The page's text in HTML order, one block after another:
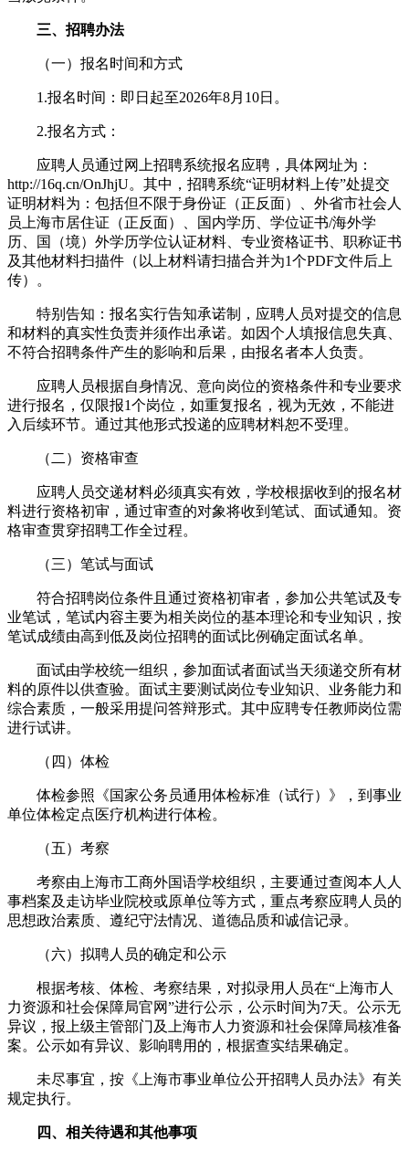
三、招聘办法
（一）报名时间和方式
1.报名时间：即日起至2026年8月10日。
2.报名方式：
应聘人员通过网上招聘系统报名应聘，具体网址为：
http://16q.cn/OnJhjU。其中，招聘系统“证明材料上传”处提交
证明材料为：包括但不限于身份证（正反面）、外省市社会人
员上海市居住证（正反面）、国内学历、学位证书/海外学
历、国（境）外学历学位认证材料、专业资格证书、职称证书
及其他材料扫描件（以上材料请扫描合并为1个PDF文件后上
传）。
特别告知：报名实行告知承诺制，应聘人员对提交的信息
和材料的真实性负责并须作出承诺。如因个人填报信息失真、
不符合招聘条件产生的影响和后果，由报名者本人负责。
应聘人员根据自身情况、意向岗位的资格条件和专业要求
进行报名，仅限报1个岗位，如重复报名，视为无效，不能进
入后续环节。通过其他形式投递的应聘材料恕不受理。
（二）资格审查
应聘人员交递材料必须真实有效，学校根据收到的报名材
料进行资格初审，通过审查的对象将收到笔试、面试通知。资
格审查贯穿招聘工作全过程。
（三）笔试与面试
符合招聘岗位条件且通过资格初审者，参加公共笔试及专
业笔试，笔试内容主要为相关岗位的基本理论和专业知识，按
笔试成绩由高到低及岗位招聘的面试比例确定面试名单。
面试由学校统一组织，参加面试者面试当天须递交所有材
料的原件以供查验。面试主要测试岗位专业知识、业务能力和
综合素质，一般采用提问答辩形式。其中应聘专任教师岗位需
进行试讲。
（四）体检
体检参照《国家公务员通用体检标准（试行）》，到事业
单位体检定点医疗机构进行体检。
（五）考察
考察由上海市工商外国语学校组织，主要通过查阅本人人
事档案及走访毕业院校或原单位等方式，重点考察应聘人员的
思想政治素质、遵纪守法情况、道德品质和诚信记录。
（六）拟聘人员的确定和公示
根据考核、体检、考察结果，对拟录用人员在“上海市人
力资源和社会保障局官网”进行公示，公示时间为7天。公示无
异议，报上级主管部门及上海市人力资源和社会保障局核准备
案。公示如有异议、影响聘用的，根据查实结果确定。
未尽事宜，按《上海市事业单位公开招聘人员办法》有关
规定执行。
四、相关待遇和其他事项